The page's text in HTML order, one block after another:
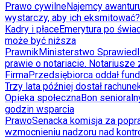
Prawo cywilneNajemcy
wystarczy, aby ich eksmitować?
Kadry i płaceEmerytura po
może być niższa
PrawnikMinisterstwo
prawie o notariacie. Notariusze
FirmaPrzedsiębiorca oddał
Trzy lata później dostał
Opieka społecznaBon
godzin wsparcia
PrawoSenacka komisja za
wzmocnieniu nadzoru nad